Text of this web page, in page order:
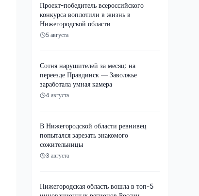
Проект-победитель всероссийского
конкурса воплотили в жизнь в
Нижегородской области
5 августа
Сотня нарушителей за месяц: на
переезде Правдинск — Заволжье
заработала умная камера
4 августа
В Нижегородской области ревнивец
попытался зарезать знакомого
сожительницы
3 августа
Нижегородская область вошла в топ-5